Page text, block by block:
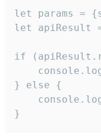
let params
let apiResult
if
} else {
}